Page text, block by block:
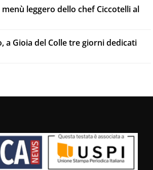
leggero dello chef Ciccotelli al
a Gioia del Colle tre giorni dedicati